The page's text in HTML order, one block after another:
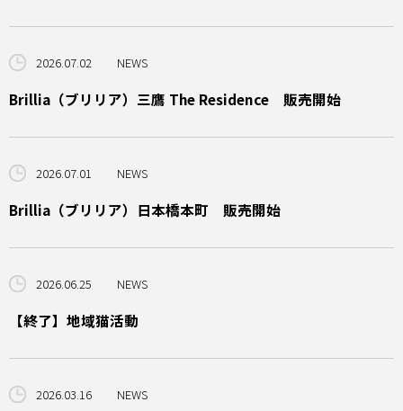
2026.07.02 NEWS
Brillia（ブリリア）三鷹 The Residence 販売開始
2026.07.01 NEWS
Brillia（ブリリア）日本橋本町 販売開始
2026.06.25 NEWS
【終了】地域猫活動
2026.03.16 NEWS